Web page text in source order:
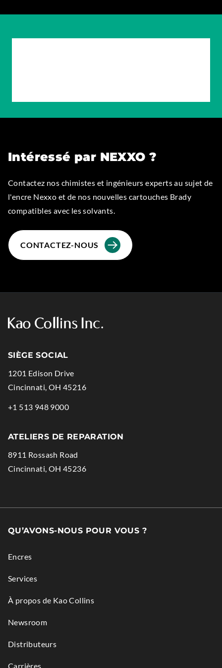
Intéressé par NEXXO ?
Contactez nos chimistes et ingénieurs experts au sujet de
l'encre Nexxo et de nos nouvelles cartouches Brady
compatibles avec les solvants.
CONTACTEZ-NOUS
SIÈGE SOCIAL
1201 Edison Drive
Cincinnati, OH 45216.
in
window.
+1 513 948 9000.
Link.
ATELIERS DE REPARATION
8911 Rossash Road
Cincinnati, OH 45236.
Opens
QU’AVONS-NOUS POUR VOUS ?
Encres
Services
À propos de Kao Collins
Newsroom
Distributeurs
Carrières